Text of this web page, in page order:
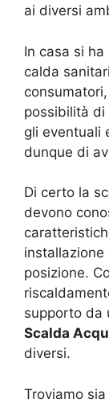
ai diversi
In casa si
calda
possibilità
gli eventuali
dunque di
Di certo la
devono
installazione
posizione.
supporto da
Scalda
diversi.
Troviamo